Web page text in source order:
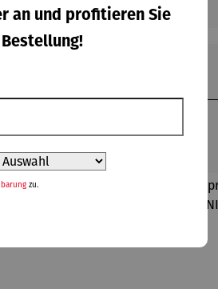
an und profitieren Sie
zu.